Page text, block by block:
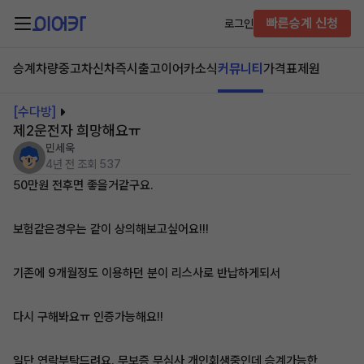
로그인 빠른승계 신청
승계차량중고차신차즉시출고이어카소식커뮤니티 가격표제원
[수다방]
제2운전자 희망해요ㅠ
민세욱
4년 전 조회 537
50만원 전후면 좋을거같구요.
보험같은경우는 같이 상의해보고싶어요!!!
기존에 9개월정도 이용하던 분이 리스사로 반납하게되서
다시 구해봐요ㅠ 인증가능해요!!
일단 연락부탁드려요. 무보증 무심사 개인회생중인데 승계가능한